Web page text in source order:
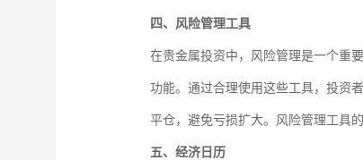
四、风险管理工具
在贵金属投资中，风险管理是一个重
功能。通过合理使用这些工具，投资
平仓，避免亏损扩大。风险管理工具
五、经济日历